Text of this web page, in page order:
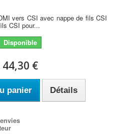
vers CSI avec nappe de fils CSI
CSI pour...
Disponible
44,30 €
panier Détails